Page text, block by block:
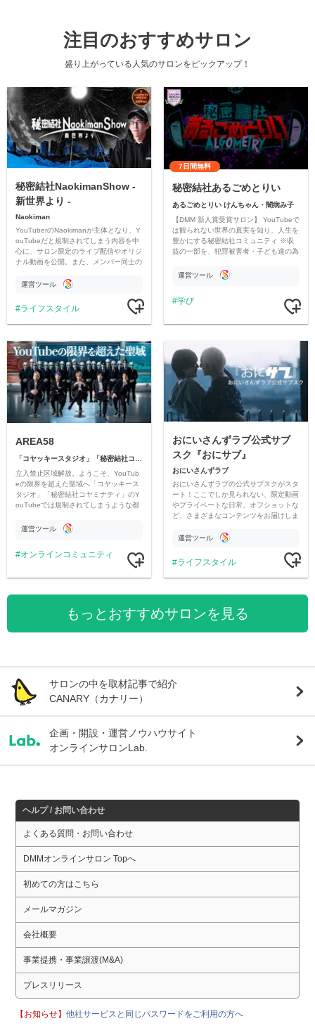
注目のおすすめサロン
盛り上がっている人気のサロンをピックアップ！
秘密結社NaokimanShow -
新世界より -
Naokiman
YouTuberのNaokimanが主体となり、Y
ouTubeだと規制されてしまう内容を中
心に、サロン限定のライブ配信やオリジ
ナル動画を公開。また、メンバー同士の
ただいています。
運営ツール
ライフスタイル
7日間無料
秘密結社あるごめとりい
あるごめとりい けんちゃん・闇病み子
【DMM 新人賞受賞サロン】 YouTubeで
は観られない世界の真実を知り、人生を
豊かにする秘密結社コミュニティ ※収
益の一部を、犯罪被害者・子ども達の為
す運営ツール
学び
AREA58
立入禁止区域解放。ようこそ、YouTub
eの限界を超えた聖域へ「コヤッキース
タジオ」「秘密結社コヤミナティ」のY
ouTubeでは規制されてしまうような都
公開。
運営ツール
オンラインコミュニティ
おにいさんずラブ公式サブ
スク『おにサブ』
おにいさんずラブ
おにいさんずラブの公式サブスクがスタ
ート！ここでしか見られない、限定動画
やプライベートな日常、オフショットな
ど、さまざまなコンテンツをお届けしま
運営ツール
ライフスタイル
もっとおすすめサロンを見る
サロンの中を取材記事で紹介
CANARY（カナリー）
企画・開設・運営ノウハウサイト
オンラインサロンLab.
ヘルプ / お問い合わせ
よくある質問・お問い合わせ
DMMオンラインサロン Topへ
初めての方はこちら
メールマガジン
会社概要
事業提携・事業譲渡(M&A)
プレスリリース
【お知らせ】他社サービスと同じパスワードをご利用の方へ